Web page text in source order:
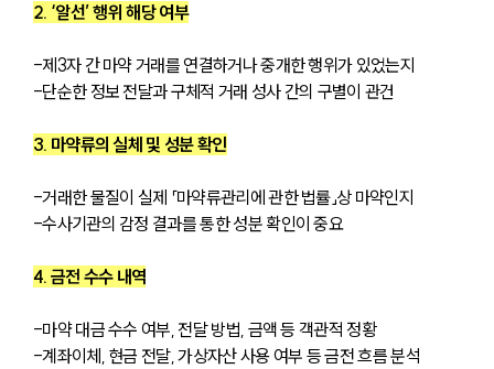
2. ‘알선’ 행위 해당 여부
-제3자 간 마약 거래를 연결하거나 중개한 행위가 있었는지
-단순한 정보 전달과 구체적 거래 성사 간의 구별이 관건
3. 마약류의 실체 및 성분 확인
-거래한 물질이 실제 「마약류관리에 관한 법률」상 마약인지
-수사기관의 감정 결과를 통한 성분 확인이 중요
4. 금전 수수 내역
-마약 대금 수수 여부, 전달 방법, 금액 등 객관적 정황
-계좌이체, 현금 전달, 가상자산 사용 여부 등 금전 흐름 분석